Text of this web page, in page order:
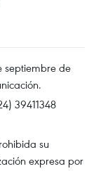
septiembre de
39411348
su
expresa por